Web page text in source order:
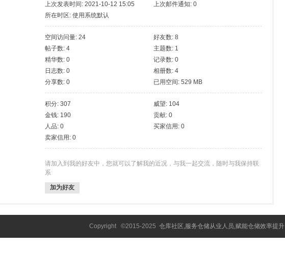
上次发表时间: 2021-10-12 15:05
上次邮件通知: 0
所在时区: 使用系统默认
空间访问量: 24
好友数: 8
帖子数: 4
主题数: 1
精华数: 0
记录数: 0
日志数: 0
相册数: 4
分享数: 0
已用空间: 529 MB
积分: 307
威望: 104
金钱: 190
贡献: 0
人品: 0
买家信用: 0
卖家信用: 0
请加入到我的好友中，您就可以了解我的近况，与我一起交流，随时与我保持联
系
加为好友
Copyright ©2015-2025 仓库社区,服务仓储从业人员,赋能仓储效率提升